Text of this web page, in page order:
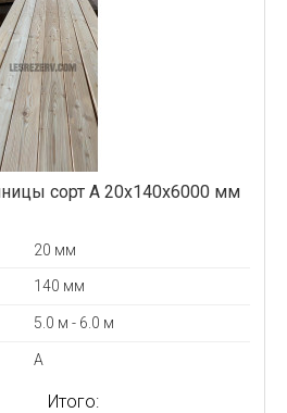
сорт А 20x140x6000 мм
20 мм
140 мм
5.0 м - 6.0 м
А
Итого: